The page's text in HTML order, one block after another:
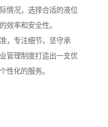
情况，选择合适的液位
效率和安全性。
，专注细节，坚守承
管理制度打造出一支优
性化的服务。